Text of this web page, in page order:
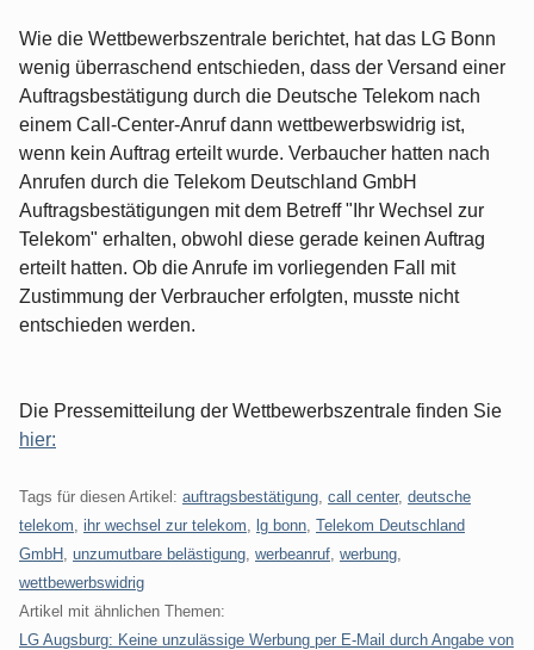
Wie die Wettbewerbszentrale berichtet, hat das LG Bonn
wenig überraschend entschieden, dass der Versand einer
Auftragsbestätigung durch die Deutsche Telekom nach
einem Call-Center-Anruf dann wettbewerbswidrig ist,
wenn kein Auftrag erteilt wurde. Verbaucher hatten nach
Anrufen durch die Telekom Deutschland GmbH
Auftragsbestätigungen mit dem Betreff "Ihr Wechsel zur
Telekom" erhalten, obwohl diese gerade keinen Auftrag
erteilt hatten. Ob die Anrufe im vorliegenden Fall mit
Zustimmung der Verbraucher erfolgten, musste nicht
entschieden werden.
Die Pressemitteilung der Wettbewerbszentrale finden Sie
hier:
Tags für diesen Artikel: auftragsbestätigung call center, deutsche
telekom ihr wechsel zur telekom lg bonn Telekom Deutschland
GmbH
unzumutbare belästigung werbeanruf werbung
wettbewerbswidrig
Artikel mit ähnlichen Themen:
LG Augsburg: Keine unzulässige Werbung per E-Mail durch Angabe von